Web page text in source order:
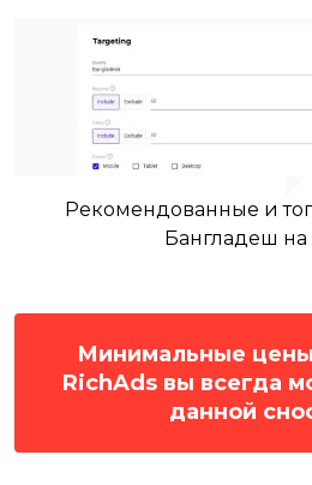
Рекомендованные и
Бангладеш
Минимальные
RichAds вы всегда
данной